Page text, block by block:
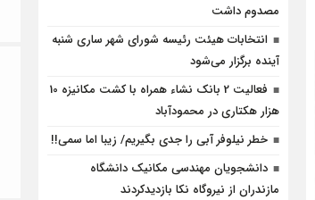
مصدوم داشت
انتخابات هیئت رئیسه شورای شهر ساری شنبه
آینده برگزار می‌شود
فعالیت 2 بانک نشاء همراه با کشت مکانیزه 10
هزار هکتاری در محمودآباد
خطر نیلوفر آبی را جدی بگیریم/ زیبا اما سمی!!
دانشجویان مهندسی مکانیک دانشگاه
مازندران از نيروگاه نکا بازديدكردند